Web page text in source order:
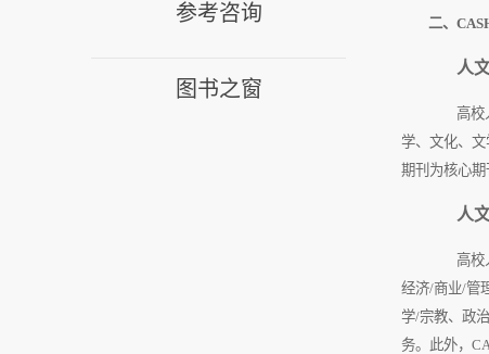
参考咨询
图书之窗
二、
人
高校人
学、文化、
期刊为核心期
人
高校人
经济/商业/管
学/宗教、政
务。此外，